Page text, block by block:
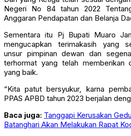
Negeri No 84 tahun 2022
Anggaran Pendapatan dan Belanja
Sementara itu Pj Bupati Muaro
mengucapkan terimakasih yang
unsur pimpinan dewan dan
terhormat yang telah memberikan
yang baik.
“Kita patut bersyukur, karna
PPAS APBD tahun 2023 berjalan
Baca juga: Tanggapi Kerusakan
Batanghari Akan Melakukan Rapat